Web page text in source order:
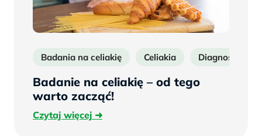
Badania na celiakię Celiakia Diagnostyka
Badanie na celiakię – od tego
warto zacząć!
Czytaj więcejCzytaj